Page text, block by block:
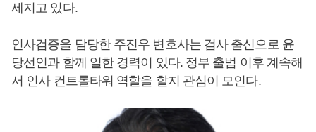
세지고 있다.
인사검증을 담당한 주진우 변호사는 검사 출신으로 윤
당선인과 함께 일한 경력이 있다. 정부 출범 이후 계속해
서 인사 컨트롤타워 역할을 할지 관심이 모인다.